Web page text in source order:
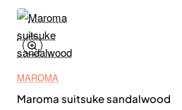
MAROMA
Maroma suitsuke sandalwood